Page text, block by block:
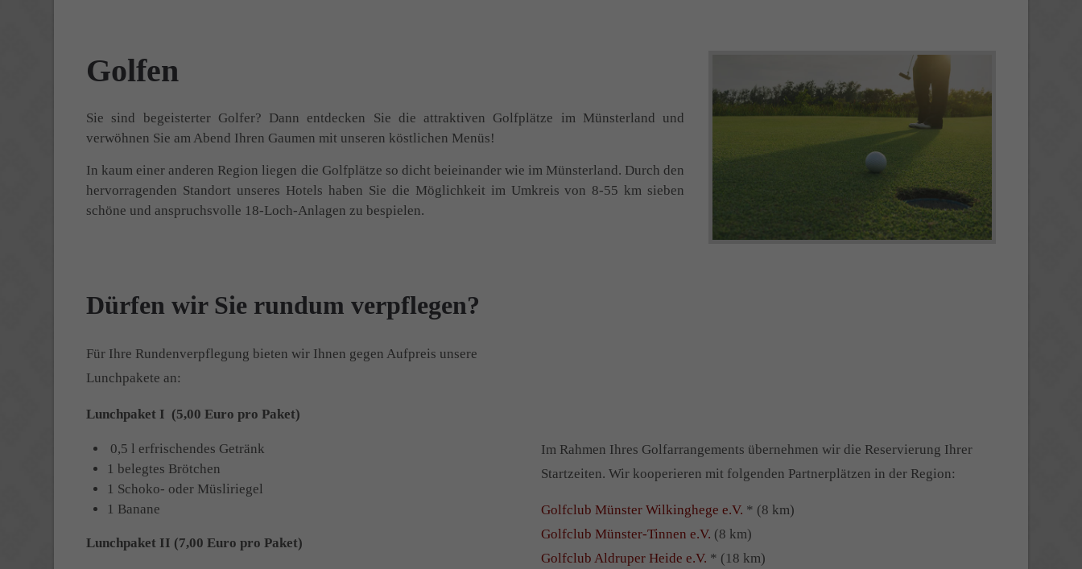
Golfen
Sie sind begeisterter Golfer? Dann entdecken Sie die attraktiven Golfplätze im Münsterland und
verwöhnen Sie am Abend Ihren Gaumen mit unseren köstlichen Menüs!
In kaum einer anderen Region liegen die Golfplätze so dicht beieinander wie im Münsterland. Durch den
hervorragenden Standort unseres Hotels haben Sie die Möglichkeit im Umkreis von 8-55 km sieben
schöne und anspruchsvolle 18-Loch-Anlagen zu bespielen.
Dürfen wir Sie rundum verpflegen?
Für Ihre Rundenverpflegung bieten wir Ihnen gegen Aufpreis unsere
Lunchpakete an:
Lunchpaket I (5,00 Euro pro Paket)
0,5 l erfrischendes Getränk
1 belegtes Brötchen
1 Schoko- oder Müsliriegel
1 Banane
Lunchpaket II (7,00 Euro pro Paket)
Im Rahmen Ihres Golfarrangements übernehmen wir die Reservierung Ihrer
Startzeiten. Wir kooperieren mit folgenden Partnerplätzen in der Region:
Golfclub Münster Wilkinghege e.V. * (8 km)
Golfclub Münster-Tinnen e.V. (8 km)
Golfclub Aldruper Heide e.V. * (18 km)